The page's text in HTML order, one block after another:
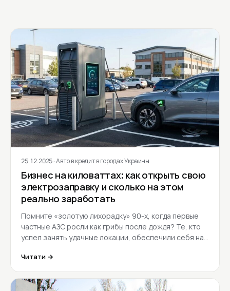
25.12.2025· Авто в кредит в городах Украины
Бизнес на киловаттах: как открыть свою
электрозаправку и сколько на этом
реально заработать
Помните «золотую лихорадку» 90-х, когда первые
частные АЗС росли как грибы после дождя? Те, кто
успел занять удачные локации, обеспечили себя на…
Читати →